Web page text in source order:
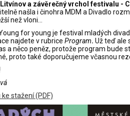
a závěrečný vrchol festivalu -
našla i činohra MDM a Divadlo
než vloni…
for young je festival mladých
najdete v rubrice Program. Už teď ale
a něco peněz, protože program bude
proto také doporučujeme včasnou
stažení (PDF)